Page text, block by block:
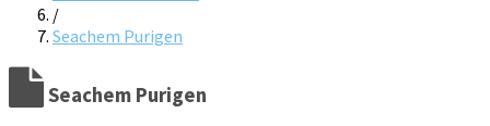
/
Seachem Purigen
Seachem Purigen